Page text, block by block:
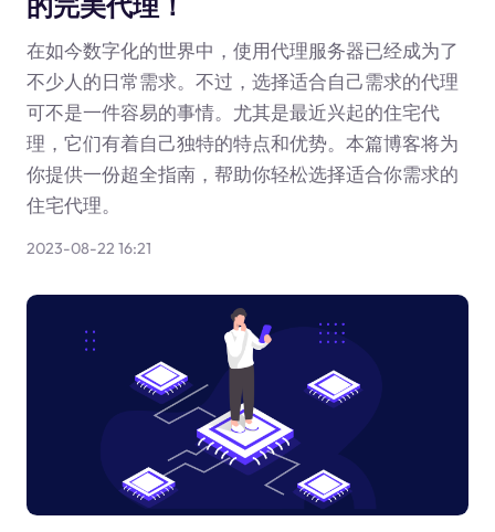
在如今数字化的世界中，使用代理服务器已经成为了
不少人的日常需求。不过，选择适合自己需求的代理
可不是一件容易的事情。尤其是最近兴起的住宅代
理，它们有着自己独特的特点和优势。本篇博客将为
你提供一份超全指南，帮助你轻松选择适合你需求的
住宅代理。
2023-08-22 16:21